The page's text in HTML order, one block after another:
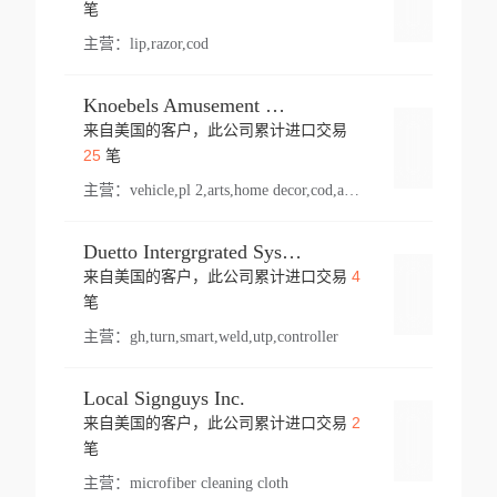
笔
主营： lip,razor,cod
Knoebels Amusement Resort
来自美国的客户，此公司累计进口交易
25笔
主营： vehicle,pl 2,arts,home decor,cod,amusement ride,sea
Duetto Intergrgrated Systems Inc.
来自美国的客户，此公司累计进口交易 4
笔
主营： gh,turn,smart,weld,utp,controller
Local Signguys Inc.
来自美国的客户，此公司累计进口交易 2
笔
主营： microfiber cleaning cloth